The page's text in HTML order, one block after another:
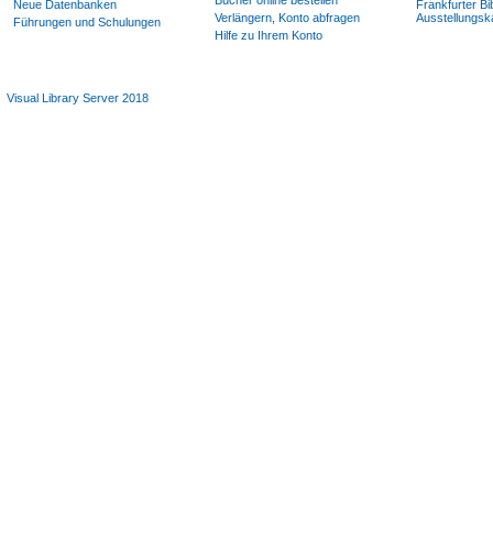
Neue Datenbanken
Führungen und Schulungen
Verlängern, Konto abfragen
Hilfe zu Ihrem Konto
Frankfurter
Visual Library Server 2018